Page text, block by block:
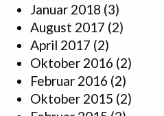
Januar 2018 (3)
August 2017 (2)
April 2017 (2)
Oktober 2016 (2)
Februar 2016 (2)
Oktober 2015 (2)